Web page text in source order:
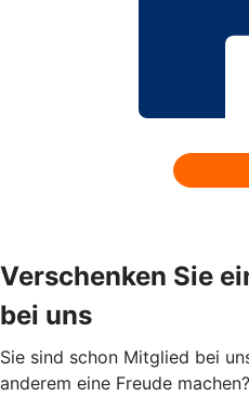
Verschenken Sie
bei uns
Sie sind schon Mitglied bei
anderem eine Freude